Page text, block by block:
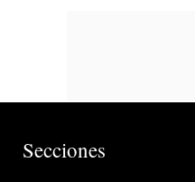
Secciones